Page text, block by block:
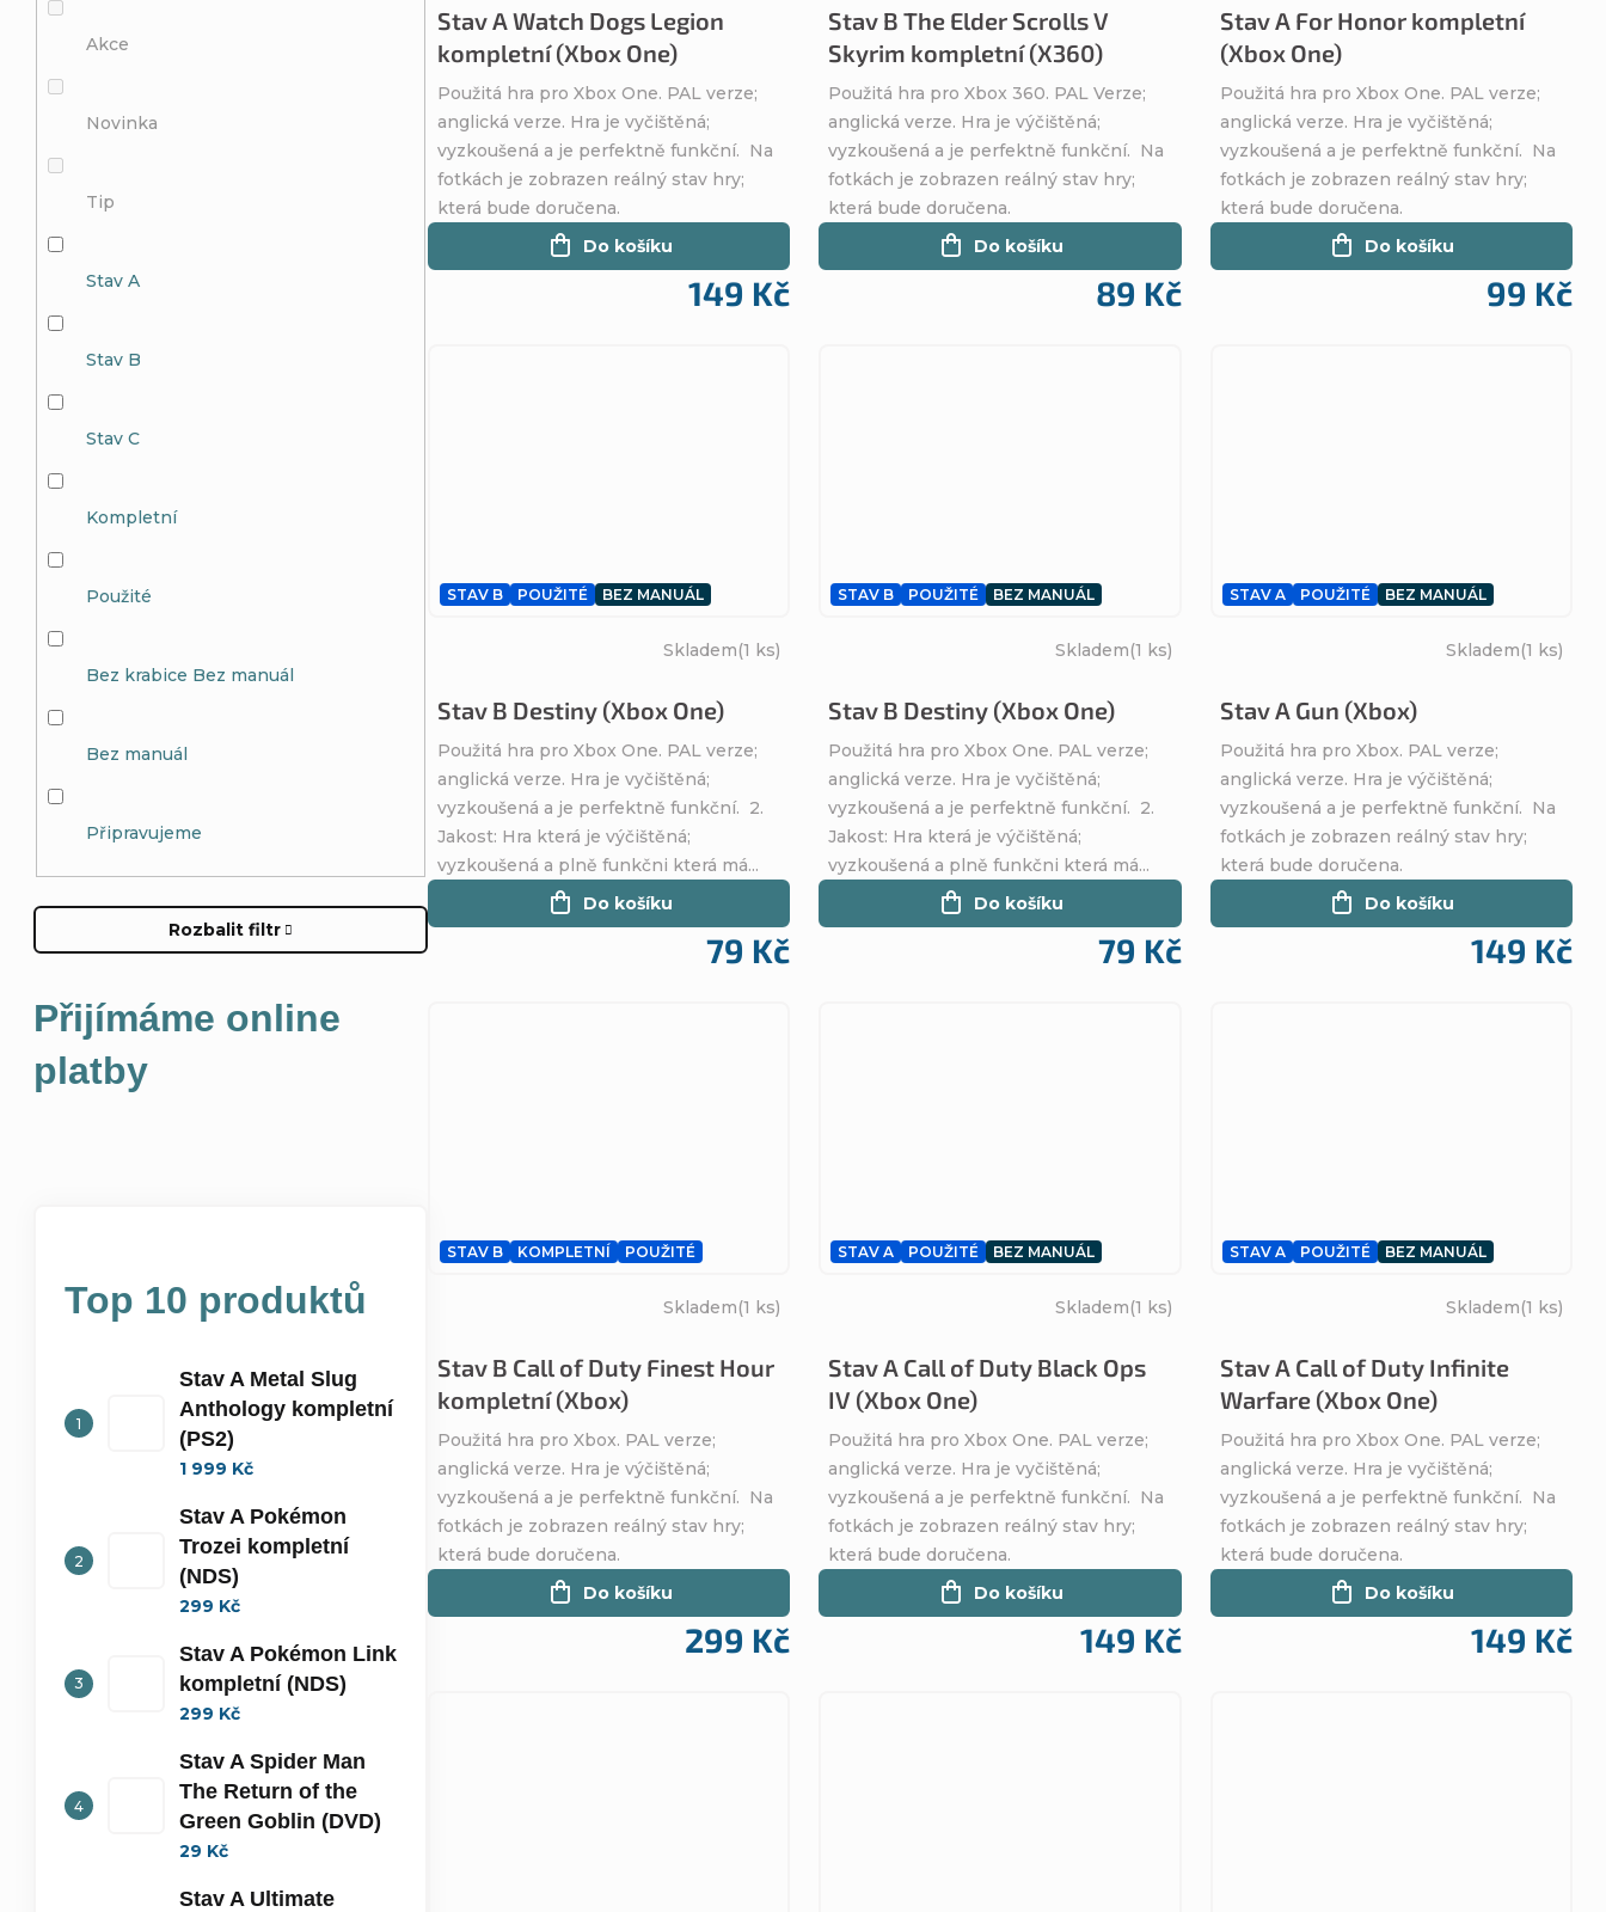
Akce
Novinka
Tip
Stav A
Stav B
Stav C
Kompletní
Použité
Bez krabice Bez manuál
Bez manuál
Připravujeme
Rozbalit filtr
Přijímáme online
platby
Top 10 produktů
Stav A Metal Slug
Anthology kompletní
(PS2)
1 999 Kč
Stav A Pokémon
Trozei kompletní
(NDS)
299 Kč
Stav A Pokémon Link
kompletní (NDS)
299 Kč
Stav A Spider Man
The Return of the
Green Goblin (DVD)
29 Kč
Stav A Ultimate
o
d
u
k
t
r
o
d
u
k
Stav A Watch Dogs Legion
kompletní (Xbox One)
149 Kč
Do košíku
Použitá hra pro Xbox One. PAL verze;
anglická verze. Hra je vyčištěná;
vyzkoušená a je perfektně funkční. Na
fotkách je zobrazen reálný stav hry;
která bude doručena.
Stav B The Elder Scrolls V
Skyrim kompletní (X360)
89 Kč
Do košíku
Použitá hra pro Xbox 360. PAL Verze;
anglická verze. Hra je výčištěná;
vyzkoušená a je perfektně funkční. Na
fotkách je zobrazen reálný stav hry;
která bude doručena.
Stav A For Honor kompletní
(Xbox One)
99 Kč
Do košíku
Použitá hra pro Xbox One. PAL verze;
anglická verze. Hra je vyčištěná;
vyzkoušená a je perfektně funkční. Na
fotkách je zobrazen reálný stav hry;
která bude doručena.
STAV B POUŽITÉ BEZ MANUÁL
Stav B Destiny (Xbox One)
Skladem(1 ks)
79 Kč
Do košíku
Použitá hra pro Xbox One. PAL verze;
anglická verze. Hra je vyčištěná;
vyzkoušená a je perfektně funkční. 2.
Jakost: Hra která je výčištěná;
vyzkoušená a plně funkčni která má...
STAV B POUŽITÉ BEZ MANUÁL
Stav B Destiny (Xbox One)
Skladem(1 ks)
79 Kč
Do košíku
Použitá hra pro Xbox One. PAL verze;
anglická verze. Hra je vyčištěná;
vyzkoušená a je perfektně funkční. 2.
Jakost: Hra která je výčištěná;
vyzkoušená a plně funkčni která má...
STAV A POUŽITÉ BEZ MANUÁL
Stav A Gun (Xbox)
Skladem(1 ks)
149 Kč
Do košíku
Použitá hra pro Xbox. PAL verze;
anglická verze. Hra je výčištěná;
vyzkoušená a je perfektně funkční. Na
fotkách je zobrazen reálný stav hry;
která bude doručena.
STAV B KOMPLETNÍ POUŽITÉ
Stav B Call of Duty Finest Hour
kompletní (Xbox)
Skladem(1 ks)
299 Kč
Do košíku
Použitá hra pro Xbox. PAL verze;
anglická verze. Hra je výčištěná;
vyzkoušená a je perfektně funkční. Na
fotkách je zobrazen reálný stav hry;
která bude doručena.
STAV A POUŽITÉ BEZ MANUÁL
Stav A Call of Duty Black Ops
IV (Xbox One)
Skladem(1 ks)
149 Kč
Do košíku
Použitá hra pro Xbox One. PAL verze;
anglická verze. Hra je vyčištěná;
vyzkoušená a je perfektně funkční. Na
fotkách je zobrazen reálný stav hry;
která bude doručena.
STAV A POUŽITÉ BEZ MANUÁL
Stav A Call of Duty Infinite
Warfare (Xbox One)
Skladem(1 ks)
149 Kč
Do košíku
Použitá hra pro Xbox One. PAL verze;
anglická verze. Hra je vyčištěná;
vyzkoušená a je perfektně funkční. Na
fotkách je zobrazen reálný stav hry;
která bude doručena.